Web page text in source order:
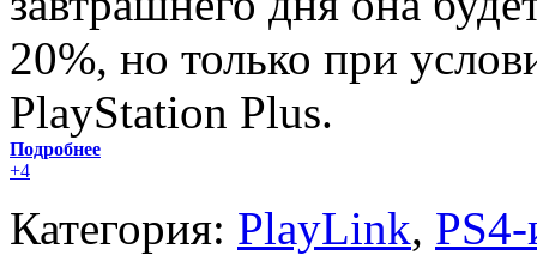
20%, но только при
PlayStation Plus.
Подробнее
+4
Категория: PlayLink,